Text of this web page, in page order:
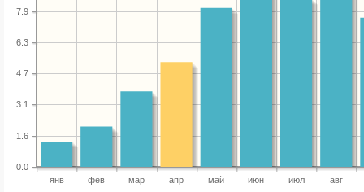
янв фев мар апр май июн июл авг
0.0
1.6
3.1
4.7
6.3
7.9